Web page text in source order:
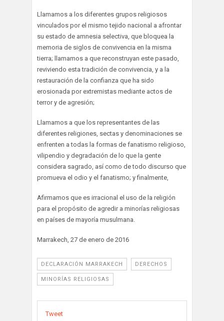
Llamamos a los diferentes grupos religiosos
vinculados por el mismo tejido nacional a afrontar
su estado de amnesia selectiva, que bloquea la
memoria de siglos de convivencia en la misma
tierra; llamamos a que reconstruyan este pasado,
reviviendo esta tradición de convivencia, y a la
restauración de la confianza que ha sido
erosionada por extremistas mediante actos de
terror y de agresión;
Llamamos a que los representantes de las
diferentes religiones, sectas y denominaciones se
enfrenten a todas la formas de fanatismo religioso,
vilipendio y degradación de lo que la gente
considera sagrado, así como de todo discurso que
promueva el odio y el fanatismo; y finalmente,
Afirmamos que es irracional el uso de la religión
para el propósito de agredir a minorías religiosas
en países de mayoría musulmana.
Marrakech, 27 de enero de 2016
DECLARACIÓN MARRAKECH DERECHOS
MINORÍAS RELIGIOSAS
Tweet